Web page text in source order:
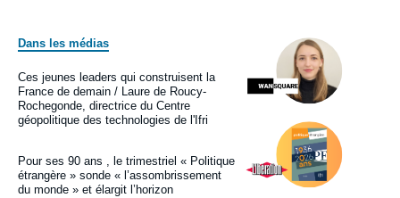
Dans les médias
Logo
Image
principale
médiatique
Ces jeunes leaders qui construisent la
France de demain / Laure de Roucy-
Rochegonde, directrice du Centre
géopolitique des technologies de l'Ifri
Logo
Image
principale
médiatique
Pour ses 90 ans , le trimestriel « Politique
étrangère » sonde « l’assombrissement
du monde » et élargit l’horizon